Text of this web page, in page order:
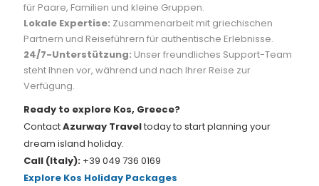
für Paare, Familien und kleine Gruppen.
Lokale Expertise: Zusammenarbeit mit griechischen
Partnern und Reiseführern für authentische Erlebnisse.
24/7-Unterstützung: Unser freundliches Support-Team
steht Ihnen vor, während und nach Ihrer Reise zur
Verfügung.
Ready to explore Kos, Greece?
ContactAzurway Traveltoday to start planning your
dream island holiday.
Call (Italy):+39 049 736 0169
Explore Kos Holiday Packages